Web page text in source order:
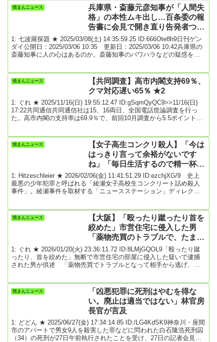
町」を作ればいい。そして「戻りたくなる町」を作ればいい。この
「戻りたくなる町」というのは単なるキャッチフレーズではない。
長い間、日本の地方都市の人口減少対...
憤まんニュース
兵庫県・斎藤元彦知事が「人間失
格」の本性ムキ出し…百条委の報
告書に会見で開き直り告発者つぶ
し
1: 七波羅探題 ★ 2025/03/08(土) 14:35:59.25 ID:666Ote8h9日刊ゲン
ダイ公開日：2025/03/06 10:35 更新日：2025/03/06 10:42兵庫県の
斎藤知事に人の心はあるのか。斎藤知事のパワハラなどの疑惑を告
つの見解として受け止める」と他人事のような態度で開き直りに終
始。あろうことか死者を冒涜する発言まで飛び出した。文書を公...
憤まんニュース
【共同調査】高市内閣支持69％、
クマ対応遅い65％ ★2
1: ぐれ ★ 2025/11/16(日) 19:55:12.47 ID:gSqmQyQC9>>11/16(日)
17:22共同通信共同通信社は15、16両日、全国電話世論調査を行っ
た。高市内閣の支持率は69.9％で、前回10月調査から5.5ポイント上
64.7％で、「感じる」の27.6％を上回った。クマによる各地での被害
を巡る政府対応は「遅い」が「どちらかといえば」を合わせて6...
憤まんニュース
【女子高生コンクリ殺人】「今は
はっきり言って余裕がないです
ね」「毎日生活するので精一杯」
出所後の元少年Cが語った被害者
への思い
1: Hitzeschleier ★ 2026/02/06(金) 11:41:51.29 ID:ezchjXG/9 史上
最悪の少年犯罪と呼ばれる「綾瀬女子高校生コンクリート詰め殺人
事件」。綾瀬事件を取材する「ニュースステーション」ディレクタ
葉とは――。山﨑氏の著書『 償い 綾瀬女子高校生コンクリート詰め
殺人事件 6人の加害少年を追って 』より一部を抜粋して紹介する。
憤まんニュース
【大阪】「殴ったり蹴ったり首を
絞めた」市営住宅に侵入した男
「薬物売買のトラブルで、たまた
ま被害者の家に」浪速区の高齢男
性死亡事件
1: ぐれ ★ 2026/01/20(火) 23:36:11.72 ID:8LMjGQOL9「殴ったり蹴
ったり、首を絞めた」無断で市営住宅の部屋に侵入した疑いで逮捕
された男が供述 「薬物売買でトラブルとなって相手から逃げ、た
区の市営住宅で19日、高齢の男性の遺体が見つかった事件で、警察
は20日、司法解剖の結果から男性の死因は首を圧迫されたことによ
憤まんニュース
「凶悪犯罪に死刑はやむを得な
い。廃止は適当ではない」林官房
長官が言及
1: どどん ★ 2025/06/27(金) 17:34:14.85 ID:/LG4KdSK9神奈川・座間
市のアパートで男女9人を殺害した罪などに問われた白石隆浩死刑囚
（34）の死刑が27日午前執行されたことを受け、27日の記者会見で